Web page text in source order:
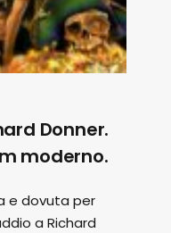
Donner.
moderno.
e dovuta per
a Richard